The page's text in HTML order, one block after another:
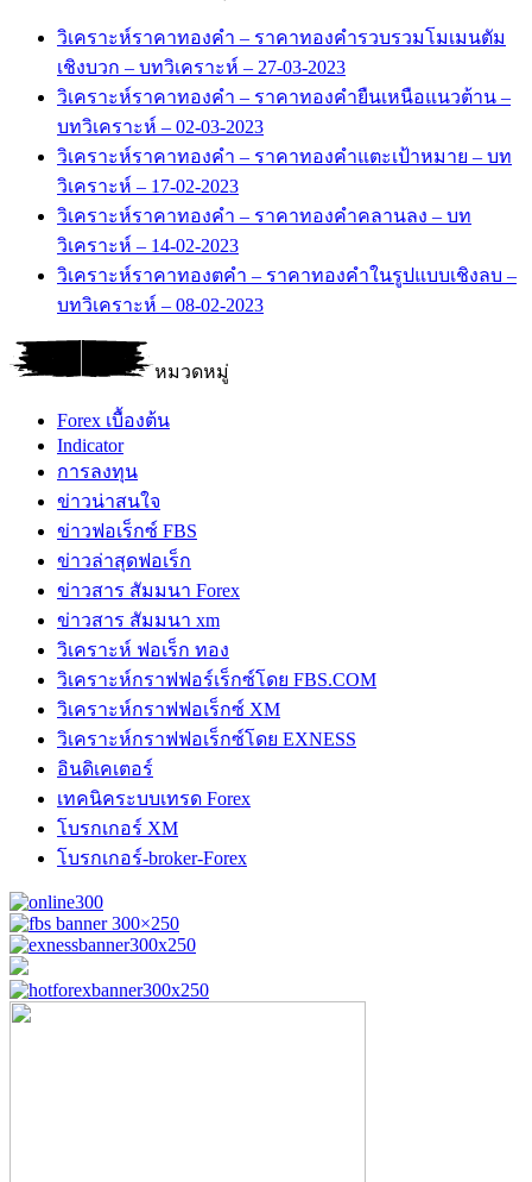
วิเคราะห์ราคาทองคำ – ราคาทองคำรวบรวมโมเมนตัม
เชิงบวก – บทวิเคราะห์ – 27-03-2023
วิเคราะห์ราคาทองคำ – ราคาทองคำยืนเหนือแนวต้าน –
บทวิเคราะห์ – 02-03-2023
วิเคราะห์ราคาทองคำ – ราคาทองคำแตะเป้าหมาย – บท
วิเคราะห์ – 17-02-2023
วิเคราะห์ราคาทองคำ – ราคาทองคำคลานลง – บท
วิเคราะห์ – 14-02-2023
วิเคราะห์ราคาทองตคำ – ราคาทองคำในรูปแบบเชิงลบ –
บทวิเคราะห์ – 08-02-2023
หมวดหมู่
Forex เบื้องต้น
Indicator
การลงทุน
ข่าวน่าสนใจ
ข่าวฟอเร็กซ์ FBS
ข่าวล่าสุดฟอเร็ก
ข่าวสาร สัมมนา Forex
ข่าวสาร สัมมนา xm
วิเคราะห์ ฟอเร็ก ทอง
วิเคราะห์กราฟฟอร์เร็กซ์โดย FBS.COM
วิเคราะห์กราฟฟอเร็กซ์ XM
วิเคราะห์กราฟฟอเร็กซ์โดย EXNESS
อินดิเคเตอร์
เทคนิคระบบเทรด Forex
โบรกเกอร์ XM
โบรกเกอร์-broker-Forex